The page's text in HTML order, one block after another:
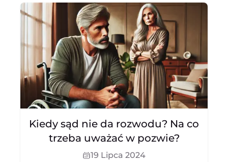
Kiedy sąd nie da rozwodu? Na co
trzeba uważać w pozwie?
19 Lipca 2024